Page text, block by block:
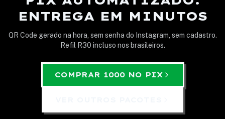
ENTREGA EM MINUTOS
QR Code gerado na hora, sem senha do Instagram, sem cadastro.
Refil R30 incluso nos brasileiros.
COMPRAR 1000 NO PIX